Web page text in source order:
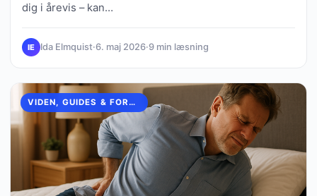
dig i årevis – kan…
IE Ida Elmquist·6. maj 2026·9 min læsning
VIDEN, GUIDES & FORKLARINGER